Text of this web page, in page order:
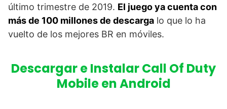
último trimestre de 2019. El juego ya cuenta con
más de 100 millones de descarga lo que lo ha
vuelto de los mejores BR en móviles.
Descargar e Instalar Call Of Duty
Mobile en Android